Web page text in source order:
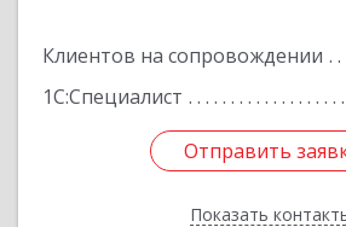
Клиентов на сопровождении
1С:Специалист
Отправить
Показать
Отправить
Назад